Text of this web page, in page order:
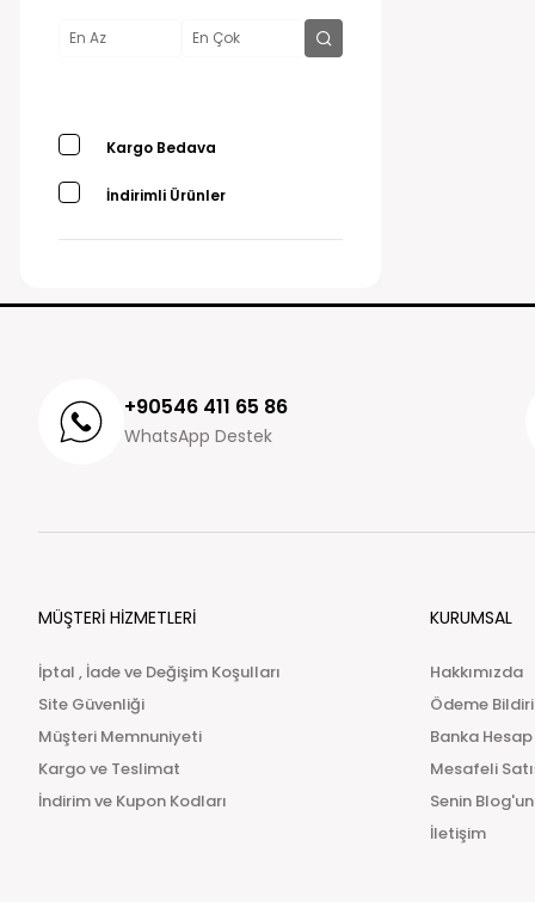
Kargo Bedava
İndirimli Ürünler
+90546 411 65 86
WhatsApp Destek
MÜŞTERİ HİZMETLERİ
İptal , İade ve Değişim Koşulları
Site Güvenliği
Müşteri Memnuniyeti
Kargo ve Teslimat
İndirim ve Kupon Kodları
KURUMSAL
Hakkımızda
Ödeme
Banka
Mesafeli
Senin Blog'un
İletişim